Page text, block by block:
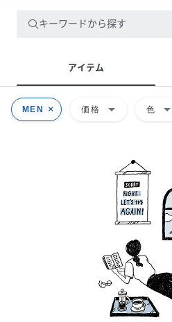
キーワードから探す
アイテム
MEN 価格 arrow_drop_down 色 arrow_drop_down